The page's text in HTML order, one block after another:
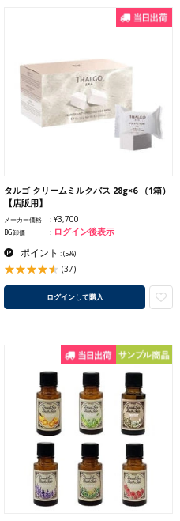
タルゴ クリームミルクバス 28g×6 （1箱）
【店販用】
メーカー価格 ¥3,700
BG卸価 ログイン後表示
ポイント :(5%)
(37)
ログインして購入